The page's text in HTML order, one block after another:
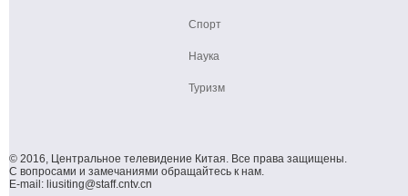
Спорт
Наука
Туризм
© 2016, Центральное телевидение Китая. Все права защищены.
С вопросами и замечаниями обращайтесь к нам.
E-mail: liusiting@staff.cntv.cn